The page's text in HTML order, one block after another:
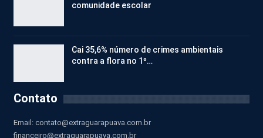
comunidade escolar
Cai 35,6% número de crimes ambientais
contra a flora no 1º…
Contato
Email: contato@extraguarapuava.com.br
financeiro@extraguarapuava.com.br